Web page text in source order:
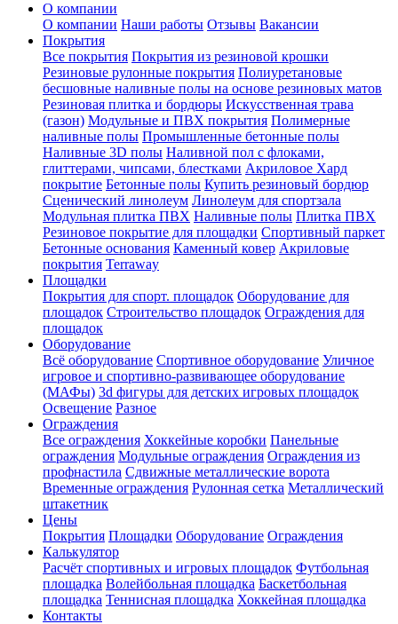
О компании
О компании Наши работы Отзывы Вакансии
Покрытия
Все покрытия Покрытия из резиновой крошки
Резиновые рулонные покрытия Полиуретановые
бесшовные наливные полы на основе резиновых матов
Резиновая плитка и бордюры Искусственная трава
(газон) Модульные и ПВХ покрытия Полимерные
наливные полы Промышленные бетонные полы
Наливные 3D полы Наливной пол с флоками,
глиттерами, чипсами, блестками Акриловое Хард
покрытие Бетонные полы Купить резиновый бордюр
Сценический линолеум Линолеум для спортзала
Модульная плитка ПВХ Наливные полы Плитка ПВХ
Резиновое покрытие для площадки Спортивный паркет
Бетонные основания Каменный ковер Акриловые
покрытия Terraway
Площадки
Покрытия для спорт. площадок Оборудование для
площадок Строительство площадок Ограждения для
площадок
Оборудование
Всё оборудование Спортивное оборудование Уличное
игровое и спортивно-развивающее оборудование
(МАФы) 3d фигуры для детских игровых площадок
Освещение Разное
Ограждения
Все ограждения Хоккейные коробки Панельные
ограждения Модульные ограждения Ограждения из
профнастила Сдвижные металлические ворота
Временные ограждения Рулонная сетка Металлический
штакетник
Цены
Покрытия Площадки Оборудование Ограждения
Калькулятор
Расчёт спортивных и игровых площадок Футбольная
площадка Волейбольная площадка Баскетбольная
площадка Теннисная площадка Хоккейная площадка
Контакты